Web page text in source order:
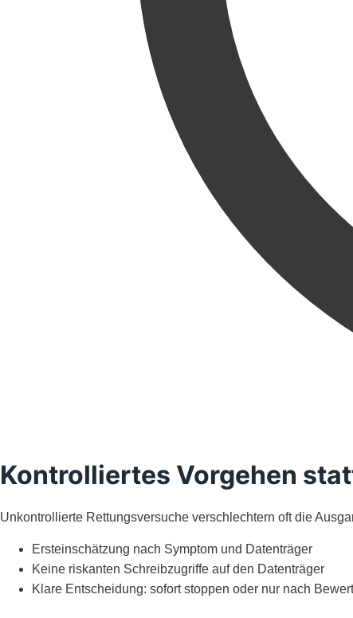
Kontrolliertes Vorgehen
Unkontrollierte Rettungsversuche verschlechtern oft die
Ersteinschätzung nach Symptom und Datenträger
Keine riskanten Schreibzugriffe auf den Datenträger
Klare Entscheidung: sofort stoppen oder nur nach